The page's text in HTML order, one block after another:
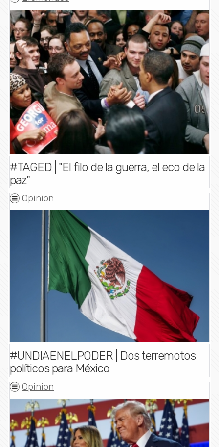
#TAGED | "El filo de la guerra, el eco de la
paz"
Opinion
#UNDIAENELPODER | Dos terremotos
políticos para México
Opinion